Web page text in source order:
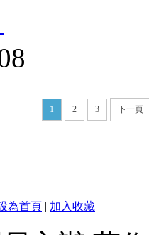
1 2 3 下一頁
為首頁 | 加入收藏